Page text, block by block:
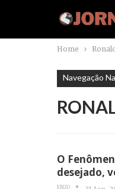
Home
Navegação
O
desejado,
ENZO